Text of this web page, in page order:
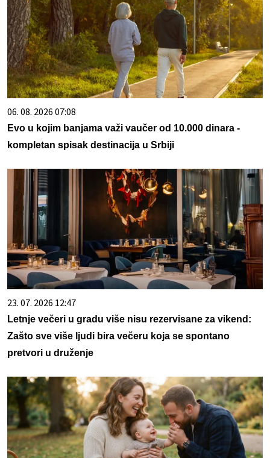
06. 08. 2026 07:08
Evo u kojim banjama važi vaučer od 10.000 dinara -
kompletan spisak destinacija u Srbiji
23. 07. 2026 12:47
Letnje večeri u gradu više nisu rezervisane za vikend:
Zašto sve više ljudi bira večeru koja se spontano
pretvori u druženje